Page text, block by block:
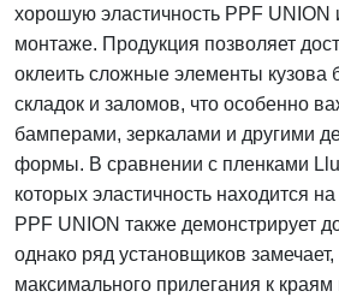
хорошую эластичность PPF UNION
монтаже. Продукция позволяет
оклеить сложные элементы кузова
складок и заломов, что особенно
бамперами, зеркалами и другими
формы. В сравнении с пленками
которых эластичность находится
PPF UNION также демонстрирует
однако ряд установщиков замечает,
максимального прилегания к краям